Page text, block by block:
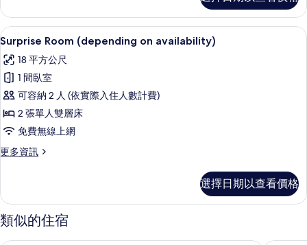
相
片
客
房
的
情
顯
示
Surprise
Room
(depending
on
availability)
的
相
片
低過敏寢具、書桌、遮光布/窗簾、隔
9
Surprise Room (depending on availability)
18 平方公尺
1 間臥室
可容納 2 人 (依實際入住人數計費)
2 張單人雙層床
免費無線上網
更多資訊
更
(depending
on
availability)
選擇日期以查看價格
類似的住宿